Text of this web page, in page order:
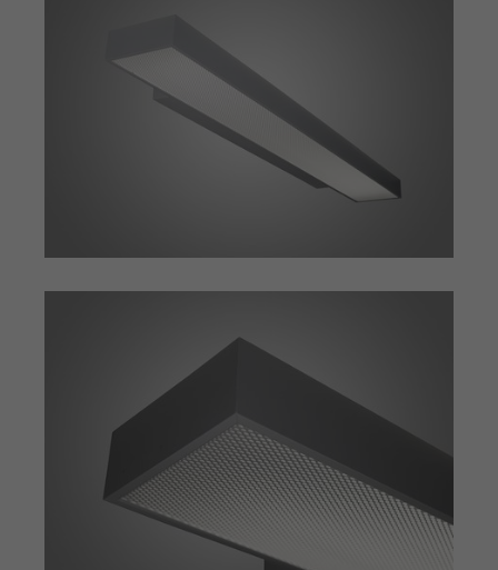
historische Speicherung Ihrer
vorgenommen Einstellungen, falls der
Webseiten-Betreiber dies eingestellt
Laufzeit Sitzung
Wird von der TYPO3 CMS ververwendet.
Mit Hilfe des Cookies wird der aktuelle
Session-Name für den jeweilgen
Benutzer gespeichert. Dieser Session-
Cookie wird verwendet, um den
Benutzer wiedererkennen zu können.
pro Seite angezeigt werden sollen und
ob der Google SafeSearch-Filter aktiviert
sein soll. Die ausführliche
Datenschutzrichtlinie finden Sie hier:
https://www.google.com/policies/privacy/
Anbieter YouTube
Wird von YouTube verwendet. Das
Cookie registriert eine eindeutige ID, um
Statistiken der Videos von YouTube, die
der Benutzer gesehen hat, zu behalten.